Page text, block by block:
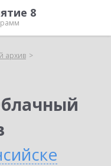
8
архив